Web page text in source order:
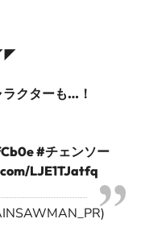
クターも…！
#チェンソー
LJE1TJatfq